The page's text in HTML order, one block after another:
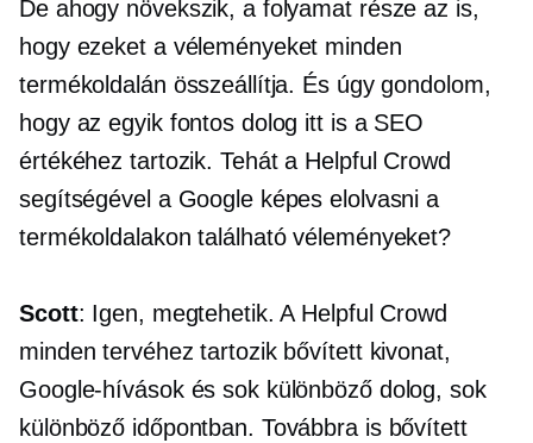
De ahogy növekszik, a folyamat része az is,
hogy ezeket a véleményeket minden
termékoldalán összeállítja. És úgy gondolom,
hogy az egyik fontos dolog itt is a SEO
értékéhez tartozik. Tehát a Helpful Crowd
segítségével a Google képes elolvasni a
termékoldalakon található véleményeket?
Scott: Igen, megtehetik. A Helpful Crowd
minden tervéhez tartozik bővített kivonat,
Google-hívások és sok különböző dolog, sok
különböző időpontban. Továbbra is bővített